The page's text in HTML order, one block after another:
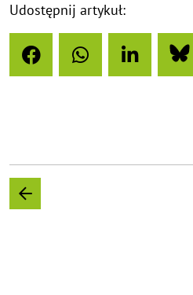
Udostępnij artykuł: